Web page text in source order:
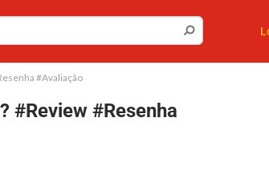
#Avaliação
#review #Resenha